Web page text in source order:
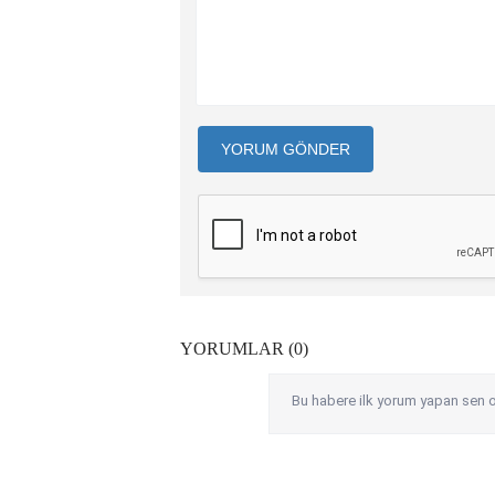
YORUM GÖNDER
YORUMLAR (0)
Bu habere ilk yorum yapan sen